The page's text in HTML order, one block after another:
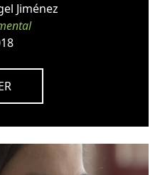
Jiménez